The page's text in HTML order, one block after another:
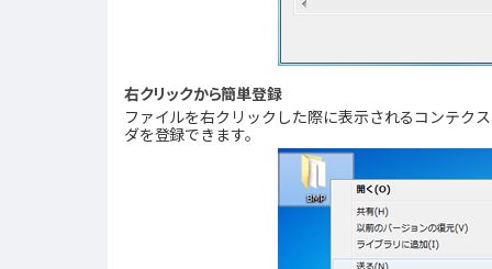
右クリックから簡単登録
ファイルを右クリックした際に表示されるコンテク
ダを登録できます。